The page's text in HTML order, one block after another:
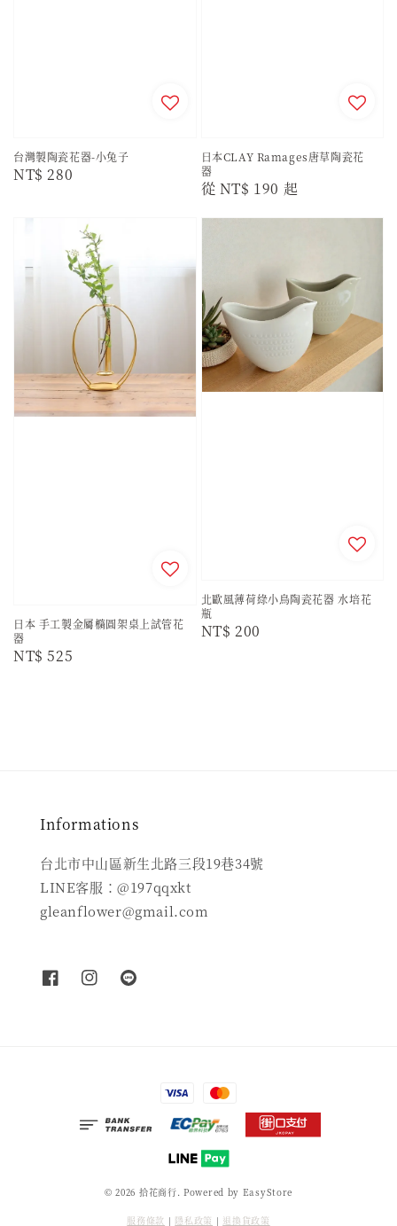
台灣製陶瓷花器-小兔子
Regular
NT$ 280
日本CLAY Ramages唐草陶瓷花
器
Regular
從 NT$ 190 起
日本 手工製金屬橢圓架桌上試管花
器
Regular
NT$ 525
北歐風薄荷綠小鳥陶瓷花器 水培花
瓶
Regular
NT$ 200
Informations
台北市中山區新生北路三段19巷34號
LINE客服：@197qqxkt
gleanflower@gmail.com
© 2026 拾花商行. Powered by EasyStore
服務條款 | 隱私政策 | 退換貨政策